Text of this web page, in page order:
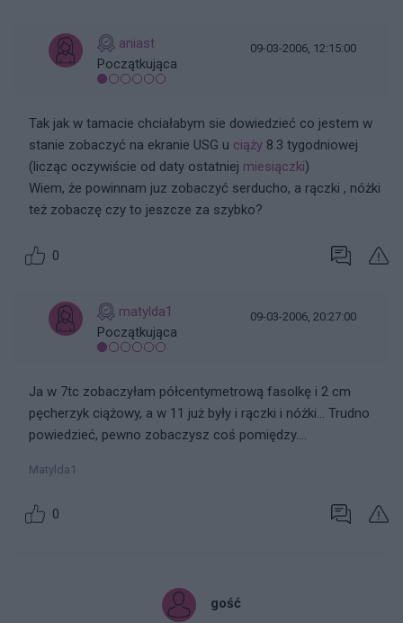
aniast
Początkująca
09-03-2006, 12:15:00
Tak jak w tamacie chciałabym sie dowiedzieć co jestem w
stanie zobaczyć na ekranie USG u ciąży 8.3 tygodniowej
(licząc oczywiście od daty ostatniej miesiączki)
Wiem, że powinnam juz zobaczyć serducho, a rączki , nóżki
też zobaczę czy to jeszcze za szybko?
0
matylda1
Początkująca
09-03-2006, 20:27:00
Ja w 7tc zobaczyłam półcentymetrową fasolkę i 2 cm
pęcherzyk ciążowy, a w 11 już były i rączki i nóżki... Trudno
powiedzieć, pewno zobaczysz coś pomiędzy....
Matylda1
0
gość